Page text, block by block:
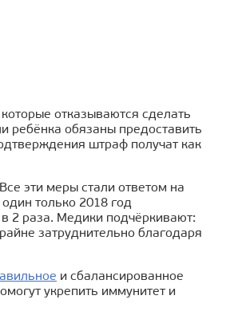
отказываются сделать
ребёнка обязаны предоставить
штраф получат как
эти меры стали ответом на
только 2018 год
2 раза. Медики подчёркивают:
затруднительно благодаря
и сбалансированное
укрепить иммунитет и